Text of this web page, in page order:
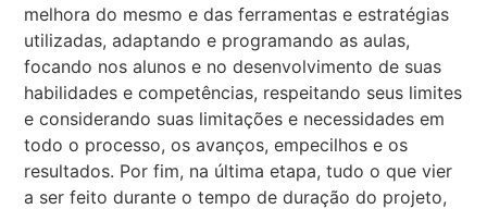
melhora do mesmo e das ferramentas e estratégias
utilizadas, adaptando e programando as aulas,
focando nos alunos e no desenvolvimento de suas
habilidades e competências, respeitando seus limites
e considerando suas limitações e necessidades em
todo o processo, os avanços, empecilhos e os
resultados. Por fim, na última etapa, tudo o que vier
a ser feito durante o tempo de duração do projeto,